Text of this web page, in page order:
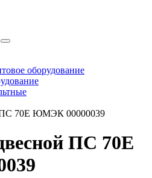
оборудование
ПС 70Е ЮМЭК 00000039
ПС 70Е